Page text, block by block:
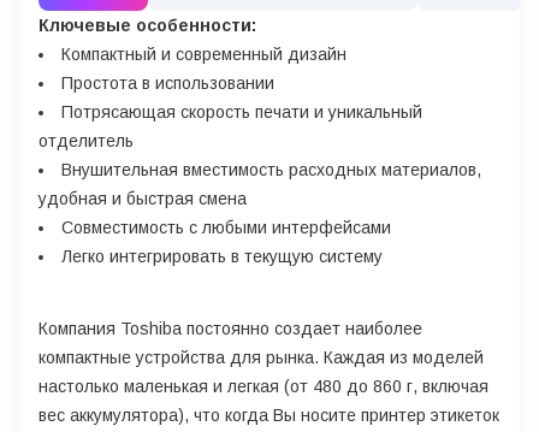
Ключевые особенности:
Компактный и современный дизайн
Простота в использовании
Потрясающая скорость печати и уникальный
отделитель
Внушительная вместимость расходных материалов,
удобная и быстрая смена
Совместимость с любыми интерфейсами
Легко интегрировать в текущую систему
Компания Toshiba постоянно создает наиболее
компактные устройства для рынка. Каждая из моделей
настолько маленькая и легкая (от 480 до 860 г, включая
вес аккумулятора), что когда Вы носите принтер этикеток